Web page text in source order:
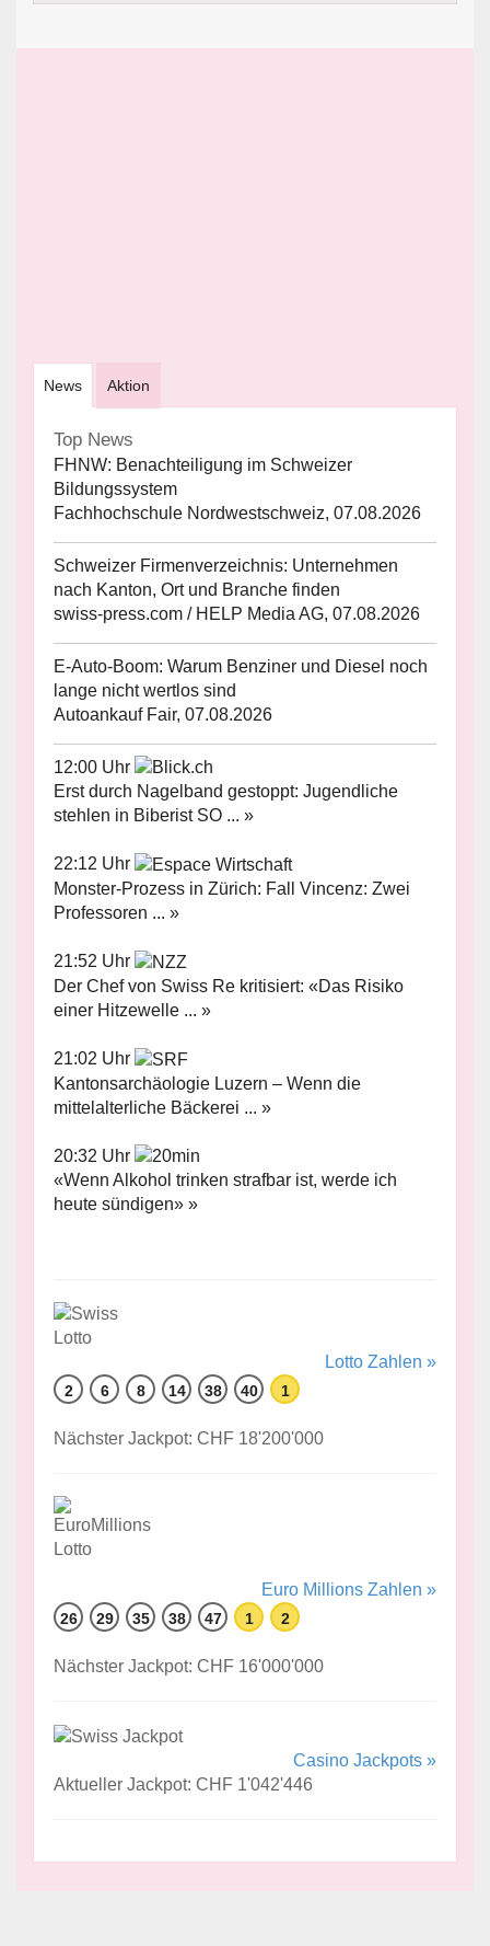
News Aktion
Top News
FHNW: Benachteiligung im Schweizer
Bildungssystem
Fachhochschule Nordwestschweiz, 07.08.2026
Schweizer Firmenverzeichnis: Unternehmen
nach Kanton, Ort und Branche finden
swiss-press.com / HELP Media AG, 07.08.2026
E-Auto-Boom: Warum Benziner und Diesel noch
lange nicht wertlos sind
Autoankauf Fair, 07.08.2026
12:00 Uhr
Erst durch Nagelband gestoppt: Jugendliche
stehlen in Biberist SO ... »
22:12 Uhr
Monster-Prozess in Zürich: Fall Vincenz: Zwei
Professoren ... »
21:52 Uhr
Der Chef von Swiss Re kritisiert: «Das Risiko
einer Hitzewelle ... »
21:02 Uhr
Kantonsarchäologie Luzern – Wenn die
mittelalterliche Bäckerei ... »
20:32 Uhr
«Wenn Alkohol trinken strafbar ist, werde ich
heute sündigen» »
Lotto Zahlen »
2 6 8 14 38 40 1
Nächster Jackpot: CHF 18'200'000
Euro Millions Zahlen »
26 29 35 38 47 1 2
Nächster Jackpot: CHF 16'000'000
Casino Jackpots »
Aktueller Jackpot: CHF 1'042'446